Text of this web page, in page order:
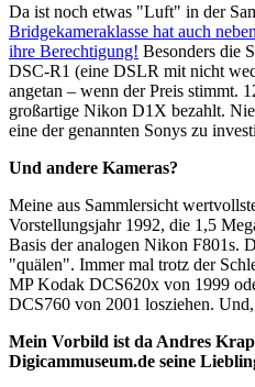
Da ist noch etwas "Luft" in der
Bridgekameraklasse hat auch
ihre Berechtigung! Besonders die
DSC-R1 (eine DSLR mit nicht
angetan – wenn der Preis stimmt.
großartige Nikon D1X bezahlt.
eine der genannten Sonys zu
Und andere Kameras?
Meine aus Sammlersicht
Vorstellungsjahr 1992, die 1,5
Basis der analogen Nikon F801s.
"quälen". Immer mal trotz der
MP Kodak DCS620x von 1999
DCS760 von 2001 losziehen.
Mein Vorbild ist da Andres
Digicammuseum.de seine